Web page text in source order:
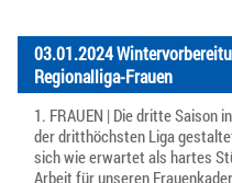
03.01.2024
Regionalliga-Frauen
1. FRAUEN | Die dritte Saison in
der dritthöchsten Liga
sich wie erwartet als hartes
Arbeit für unseren